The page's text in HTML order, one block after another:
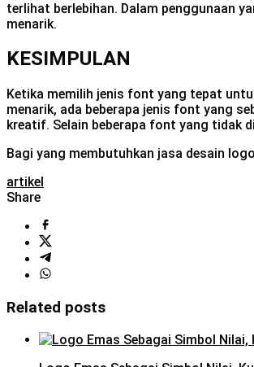
terlihat berlebihan. Dalam penggunaan
menarik.
KESIMPULAN
Ketika memilih jenis font yang tepat
menarik, ada beberapa jenis font yang
kreatif. Selain beberapa font yang tidak
Bagi yang membutuhkan jasa desain
artikel
Share
Related posts